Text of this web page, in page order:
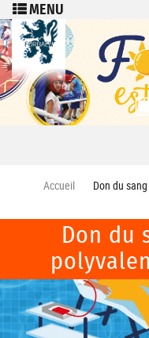
Aller au contenu principal
Accueil Don du
Don du